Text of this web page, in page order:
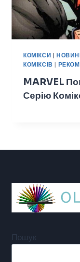
КОМІКСИ |
КОМІКСІВ |
MARVEL
Серію
Пошук